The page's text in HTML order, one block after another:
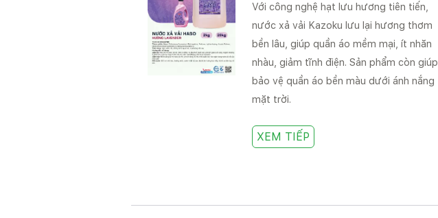
Với công nghệ hạt lưu hương tiên tiến,
nước xả vải Kazoku lưu lại hương thơm
bền lâu, giúp quần áo mềm mại, ít nhăn
nhàu, giảm tĩnh điện. Sản phẩm còn giúp
bảo vệ quần áo bền màu dưới ánh nắng
mặt trời.
XEM TIẾP